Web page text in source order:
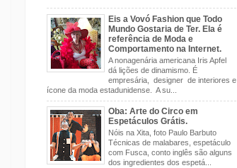
Eis a Vovó Fashion que Todo
Mundo Gostaria de Ter. Ela é
referência de Moda e
Comportamento na Internet.
A nonagenária americana Iris Apfel
dá lições de dinamismo. É
empresária, designer de interiores e
ícone da moda estadunidense. A su...
Oba: Arte do Circo em
Espetáculos Grátis.
Nóis na Xita, foto Paulo Barbuto
Técnicas de malabares, espetáculo
com Fusca, conto inglês são alguns
dos ingredientes dos espetá...